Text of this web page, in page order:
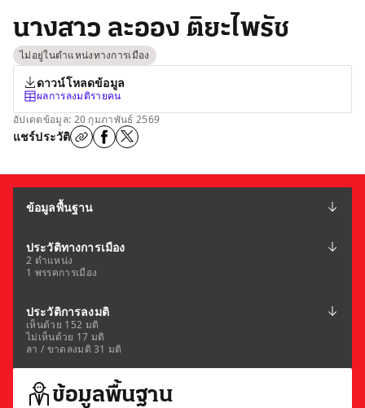
นางสาว ละออง ติยะไพรัช
ไม่อยู่ในตำแหน่งทางการเมือง
ดาวน์โหลดข้อมูล
ผลการลงมติรายคน
อัปเดตข้อมูล: 20 กุมภาพันธ์ 2569
แชร์ประวัติ
ข้อมูลพื้นฐาน
ประวัติทางการเมือง
2 ตำแหน่ง
1 พรรคการเมือง
ประวัติการลงมติ
เห็นด้วย 152 มติ
ไม่เห็นด้วย 17 มติ
ลา / ขาดลงมติ 31 มติ
ข้อมูลพื้นฐาน